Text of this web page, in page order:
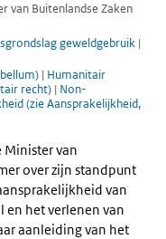
van Buitenlandse Zaken
geweldgebruik |
| Humanitair
recht) | Non-
(zie Aansprakelijkheid,
Minister van
over zijn standpunt
van
het verlenen van
aanleiding van het